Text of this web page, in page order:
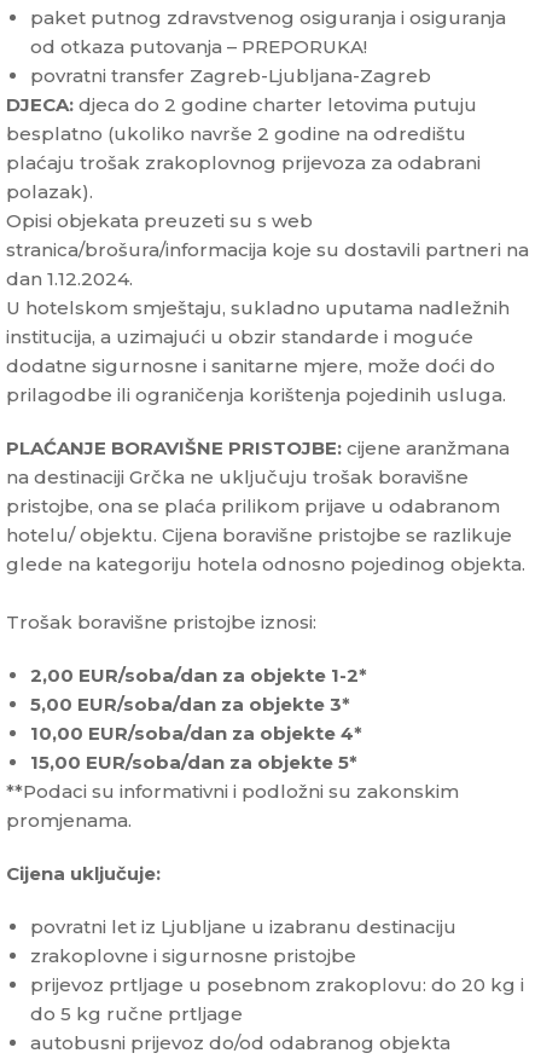
paket putnog zdravstvenog osiguranja i osiguranja
od otkaza putovanja – PREPORUKA!
povratni transfer Zagreb-Ljubljana-Zagreb
DJECA: djeca do 2 godine charter letovima putuju
besplatno (ukoliko navrše 2 godine na odredištu
plaćaju trošak zrakoplovnog prijevoza za odabrani
polazak).
Opisi objekata preuzeti su s web
stranica/brošura/informacija koje su dostavili partneri na
dan 1.12.2024.
U hotelskom smještaju, sukladno uputama nadležnih
institucija, a uzimajući u obzir standarde i moguće
dodatne sigurnosne i sanitarne mjere, može doći do
prilagodbe ili ograničenja korištenja pojedinih usluga.
PLAĆANJE BORAVIŠNE PRISTOJBE: cijene aranžmana
na destinaciji Grčka ne uključuju trošak boravišne
pristojbe, ona se plaća prilikom prijave u odabranom
hotelu/ objektu. Cijena boravišne pristojbe se razlikuje
glede na kategoriju hotela odnosno pojedinog objekta.
Trošak boravišne pristojbe iznosi:
2,00 EUR/soba/dan za objekte 1-2*
5,00 EUR/soba/dan za objekte 3*
10,00 EUR/soba/dan za objekte 4*
15,00 EUR/soba/dan za objekte 5*
**Podaci su informativni i podložni su zakonskim
promjenama.
Cijena uključuje:
povratni let iz Ljubljane u izabranu destinaciju
zrakoplovne i sigurnosne pristojbe
prijevoz prtljage u posebnom zrakoplovu: do 20 kg i
do 5 kg ručne prtljage
autobusni prijevoz do/od odabranog objekta